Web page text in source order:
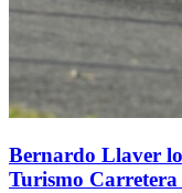
Bernardo Llaver
Turismo Carretera